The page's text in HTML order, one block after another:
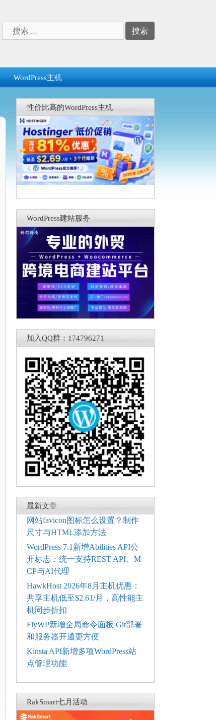
索：
WordPress主机
性价比高的WordPress主机
WordPress建站服务
加入QQ群：174796271
最新文章
网站favicon图标怎么设置？制作
尺寸与HTML添加方法
WordPress 7.1新增Abilities API公
开标志：统一支持REST API、M
CP与AI代理
HawkHost 2026年8月主机优惠：
共享主机低至$2.61/月，高性能主
机同步折扣
FlyWP新增全局命令面板 Git部署
和服务器开通更方便
Kinsta API新增多项WordPress站
点管理功能
RakSmart七月活动